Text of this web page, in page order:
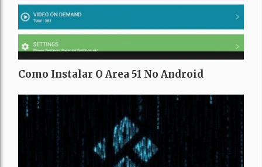
Como Instalar O Area 51 No Android